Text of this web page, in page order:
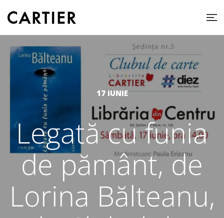
17 IUNIE
Legată cu funia
de pământ, de
Lorina Bălteanu,